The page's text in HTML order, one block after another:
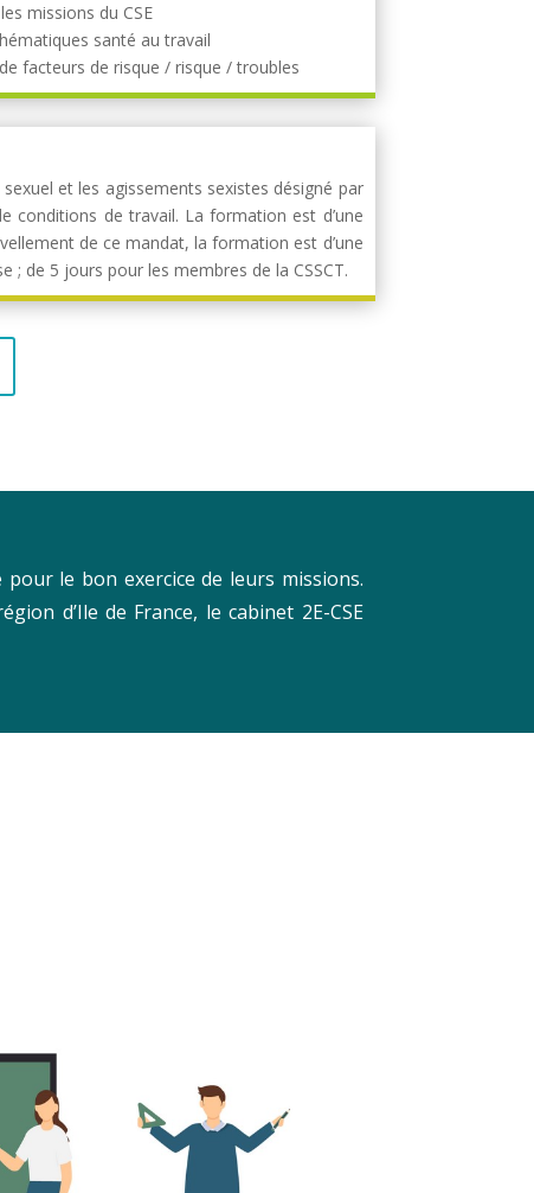
missions du CSE
santé au travail
facteurs de risque / risque / troubles
et les agissements sexistes désigné par
conditions de travail. La formation est d’une
de ce mandat, la formation est d’une
; de 5 jours pour les membres de la CSSCT.
le bon exercice de leurs missions.
d’Ile de France, le cabinet 2E-CSE